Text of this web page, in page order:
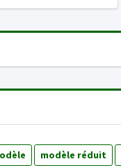
modèle réduit